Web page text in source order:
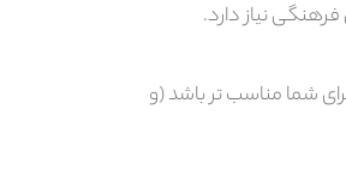
نیاز دارد.
شما مناسب تر باشد (و